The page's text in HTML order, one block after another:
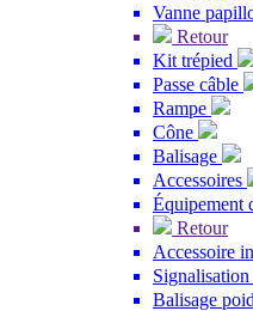
Vanne
Retour
Kit trépied
Passe câble
Rampe
Cône
Balisage
Accessoires
Équipement
Retour
Accessoire
Balisage